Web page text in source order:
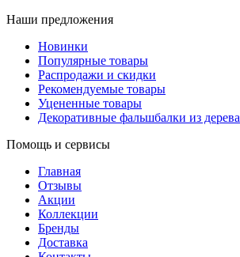
Наши предложения
Новинки
Популярные товары
Распродажи и скидки
Рекомендуемые товары
Уцененные товары
Декоративные фальшбалки из дерева
Помощь и сервисы
Главная
Отзывы
Акции
Коллекции
Бренды
Доставка